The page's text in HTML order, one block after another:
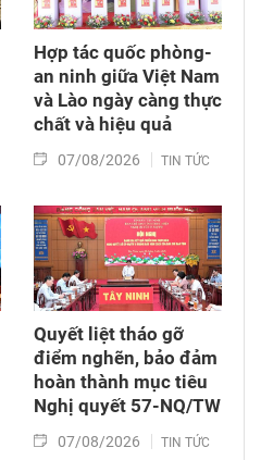
Hợp tác quốc phòng-
an ninh giữa Việt Nam
và Lào ngày càng thực
chất và hiệu quả
07/08/2026 TIN TỨC
Quyết liệt tháo gỡ
điểm nghẽn, bảo đảm
hoàn thành mục tiêu
Nghị quyết 57-NQ/TW
07/08/2026 TIN TỨC